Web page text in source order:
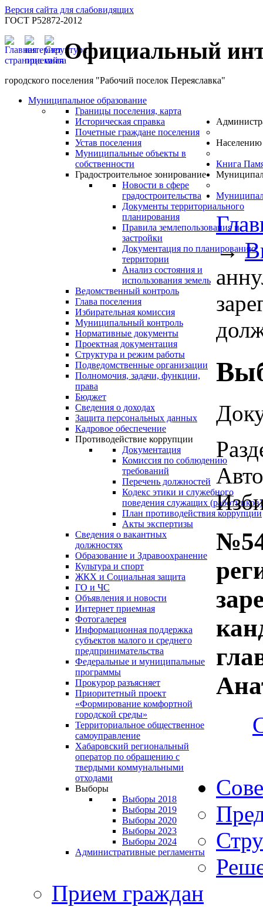
Версия сайта для слабовидящих
ГОСТ Р52872-2012
Официальный
городского поселения "Рабочий поселок Переяславка"
Муниципальное образование
Границы поселения, карта
Историческая справка
Почетные граждане поселения
Устав поселения
Муниципальные объекты в
собственности
Градостроительное зонирование
Новости в сфере
градостроительства
Документы территориального
планирования
Правила землепользования и
застройки
Документация по планированию
территории
Анализ состояния и
использования земель
Ведомственный контроль
Глава поселения
Избирательная комиссия
Муниципальный контроль
Нормативные документы
Проектная документация
Структура и режим работы
Подведомственные организации
Полномочия, задачи, функции,
права
Бюджет
Сведения о доходах
Защита персональных данных
Кадровое обеспечение
Противодействие коррупции
Документация
Комиссия по соблюдению
требований
Перечень должностей
Кодекс этики и служебного
поведения служащих (работников)
План противодействия коррупции
Акты экспертизы
Сведения о вакантных
должностях
Населению
Образование и Здравоохранение
Культура и спорт
ЖКХ и Социальная защита
ГО и ЧС
Объявления и новости
Интернет приемная
Фотогалерея
Информационная поддержка
субъектов малого и среднего
предпринимательства
Федеральные и муниципальные
программы
Прокурор разъясняет
Приоритетный проект
«Формирование комфортной
городской среды»
Территориальное общественное
самоуправление
Хабаровский региональный
оператор по обращению с
твердыми коммунальными
отходами
Выборы
Выборы 2018
Выборы 2019
Выборы 2020
Выборы 2023
Выборы 2024
Книга
Административные регламенты
→
Прием граждан